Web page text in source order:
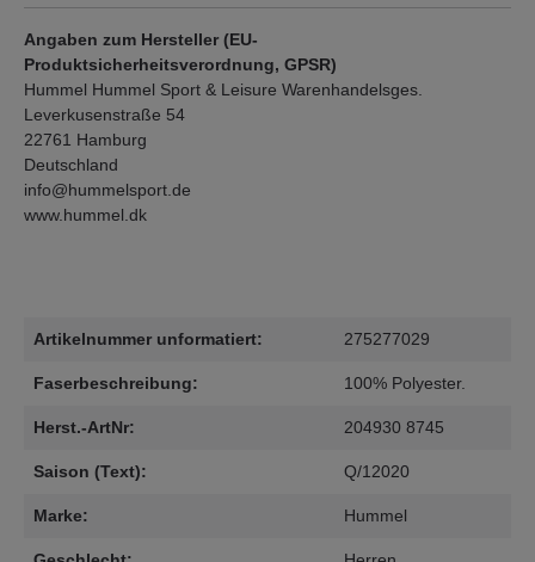
Angaben zum Hersteller (EU-
Produktsicherheitsverordnung, GPSR)
Hummel Hummel Sport & Leisure Warenhandelsges.
Leverkusenstraße 54
22761 Hamburg
Deutschland
info@hummelsport.de
www.hummel.dk
Artikelnummer unformatiert: 275277029
Faserbeschreibung: 100% Polyester.
Herst.-ArtNr: 204930 8745
Saison (Text): Q/12020
Marke: Hummel